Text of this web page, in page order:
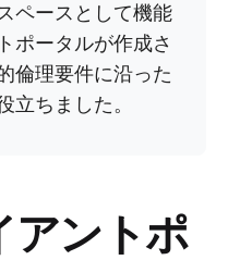
ペースとして機能
ポータルが作成さ
倫理要件に沿った
立ちました。
アントポ